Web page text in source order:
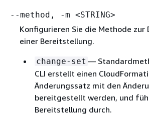
--method, -m <STRING>
Konfigurieren Sie die Methode zur
einer Bereitstellung.
change-set —
CLI erstellt einen
Änderungssatz mit den
bereitgestellt werden, und
Bereitstellung durch.